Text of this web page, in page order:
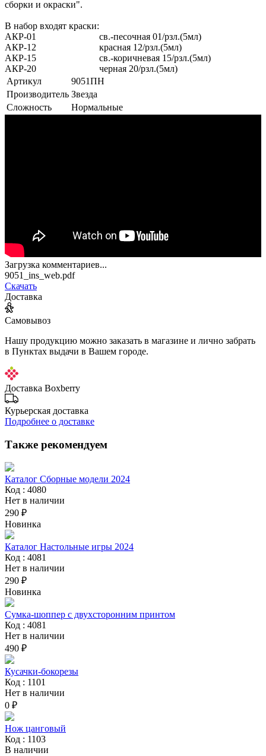
сборки и окраски".
В набор входят краски:
АКР-01
св.-песочная 01/рзл.(5мл)
АКР-12
красная 12/рзл.(5мл)
АКР-15
св.-коричневая 15/рзл.(5мл)
АКР-20
черная 20/рзл.(5мл)
Артикул
9051ПН
Производитель Звезда
Сложность
Нормальные
Загрузка комментариев...
9051_ins_web.pdf
Скачать
Доставка
Самовывоз
Нашу продукцию можно заказать в магазине и лично забрать
в Пунктах выдачи в Вашем городе.
Доставка Boxberry
Курьерская доставка
Подробнее о доставке
Также рекомендуем
Каталог Сборные модели 2024
Код : 4080
Нет в наличии
290 ₽
Новинка
Каталог Настольные игры 2024
Код : 4081
Нет в наличии
290 ₽
Новинка
Сумка-шоппер с двухсторонним принтом
Код : 4081
Нет в наличии
490 ₽
Кусачки-бокорезы
Код : 1101
Нет в наличии
0 ₽
Нож цанговый
Код : 1103
В наличии